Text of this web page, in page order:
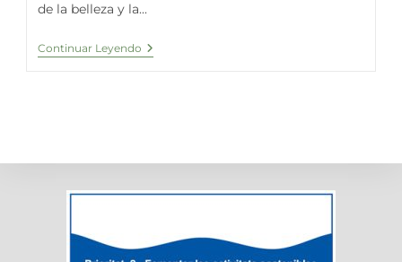
de la belleza y la...
Continuar Leyendo Espirulina
Y
Natural
La